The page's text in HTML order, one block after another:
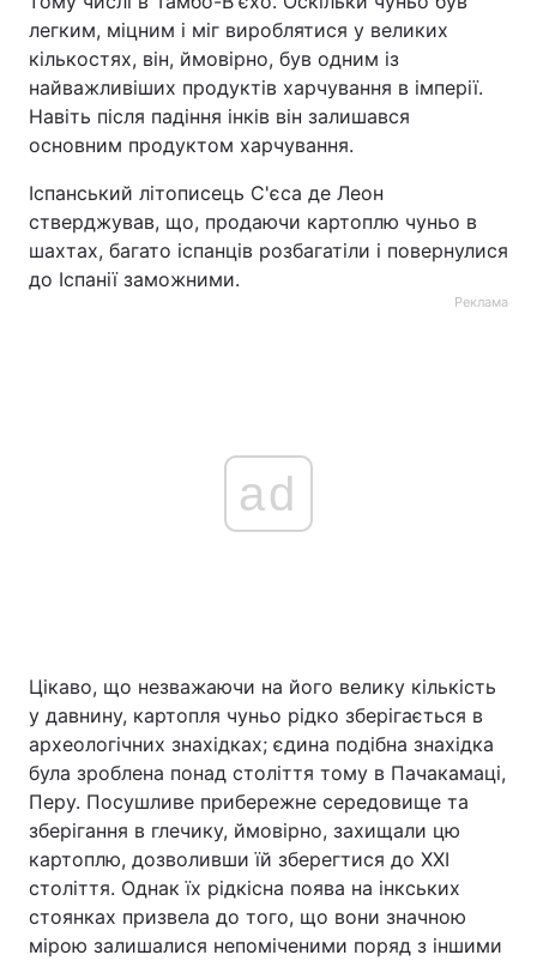
легким, міцним і міг вироблятися у великих
кількостях, він, ймовірно, був одним із
найважливіших продуктів харчування в імперії.
Навіть після падіння інків він залишався
основним продуктом харчування.
Іспанський літописець С'єса де Леон
стверджував, що, продаючи картоплю чуньо в
шахтах, багато іспанців розбагатіли і повернулися
до Іспанії заможними.
Реклама
ad
Цікаво, що незважаючи на його велику кількість
у давнину, картопля чуньо рідко зберігається в
археологічних знахідках; єдина подібна знахідка
була зроблена понад століття тому в Пачакамаці,
Перу. Посушливе прибережне середовище та
зберігання в глечику, ймовірно, захищали цю
картоплю, дозволивши їй зберегтися до XXI
століття. Однак їх рідкісна поява на інкських
стоянках призвела до того, що вони значною
мірою залишалися непоміченими поряд з іншими